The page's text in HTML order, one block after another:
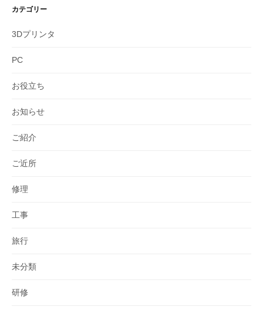
カテゴリー
3Dプリンタ
PC
お役立ち
お知らせ
ご紹介
ご近所
修理
工事
旅行
未分類
研修